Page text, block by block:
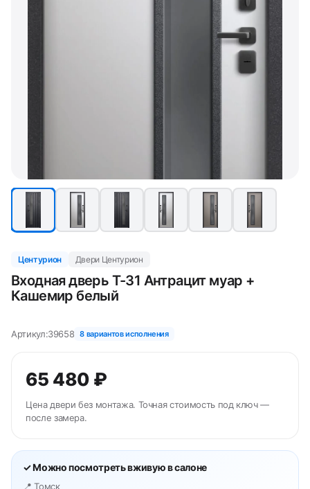
Центурион Двери Центурион
Входная дверь T-31 Антрацит муар +
Кашемир белый
Артикул:39658 8 вариантов исполнения
65 480 ₽
Цена двери без монтажа. Точная стоимость под ключ —
после замера.
✓ Можно посмотреть вживую в салоне
📍 Томск